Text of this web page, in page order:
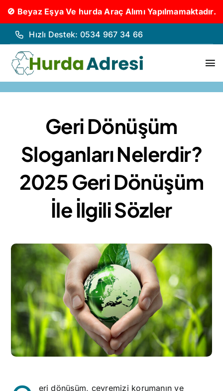
🚫 Beyaz Eşya Ve hurda Araç Alımı Yapılmamaktadır.
İçeriğe
geç
Hızlı Destek: 0534 967 34 66
Geri Dönüşüm
Sloganları Nelerdir?
2025 Geri Dönüşüm
İle İlgili Sözler
eri dönüşüm, çevremizi korumanın ve